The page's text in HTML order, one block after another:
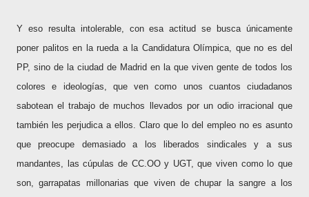
Y eso resulta intolerable, con esa actitud se busca únicamente
poner palitos en la rueda a la Candidatura Olímpica, que no es del
PP, sino de la ciudad de Madrid en la que viven gente de todos los
colores e ideologías, que ven como unos cuantos ciudadanos
sabotean el trabajo de muchos llevados por un odio irracional que
también les perjudica a ellos. Claro que lo del empleo no es asunto
que preocupe demasiado a los liberados sindicales y a sus
mandantes, las cúpulas de CC.OO y UGT, que viven como lo que
son, garrapatas millonarias que viven de chupar la sangre a los